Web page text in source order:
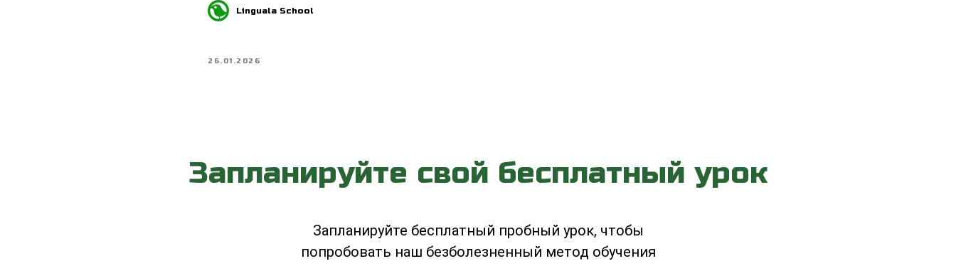
Linguala School
26.01.2026
Запланируйте свой бесплатный урок
Запланируйте бесплатный пробный урок, чтобы
попробовать наш безболезненный метод обучения